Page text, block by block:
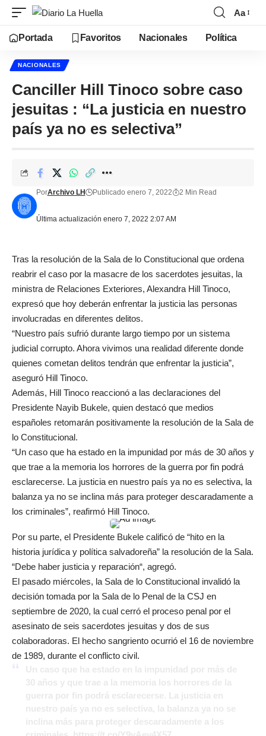
Aa
Portada Favoritos Nacionales Política
NACIONALES
Canciller Hill Tinoco sobre caso
jesuitas : “La justicia en nuestro
país ya no es selectiva”
Última actualización enero 7, 2022 2:07 AM
PorArchivo LH Publicado enero 7, 2022 2 Min Read
Tras la resolución de la Sala de lo Constitucional que ordena
reabrir el caso por la masacre de los sacerdotes jesuitas, la
ministra de Relaciones Exteriores, Alexandra Hill Tinoco,
expresó que hoy deberán enfrentar la justicia las personas
involucradas en diferentes delitos.
“Nuestro país sufrió durante largo tiempo por un sistema
judicial corrupto. Ahora vivimos una realidad diferente donde
quienes cometan delitos tendrán que enfrentar la justicia”,
aseguró Hill Tinoco.
Además, Hill Tinoco reaccionó a las declaraciones del
Presidente Nayib Bukele, quien destacó que medios
españoles retomarán positivamente la resolución de la Sala de
lo Constitucional.
“Un caso que ha estado en la impunidad por más de 30 años y
que trae a la memoria los horrores de la guerra por fin podrá
esclarecerse. La justicia en nuestro país ya no es selectiva, la
balanza ya no se inclina más para proteger descaradamente a
los criminales”, reafirmó Hill Tinoco.
Por su parte, el Presidente Bukele calificó de “hito en la
historia jurídica y política salvadoreña” la resolución de la Sala.
“Debe haber justicia y reparación“, agregó.
El pasado miércoles, la Sala de lo Constitucional invalidó la
decisión tomada por la Sala de lo Penal de la CSJ en
septiembre de 2020, la cual cerró el proceso penal por el
asesinato de seis sacerdotes jesuitas y dos de sus
colaboradoras. El hecho sangriento ocurrió el 16 de noviembre
de 1989, durante el conflicto civil.